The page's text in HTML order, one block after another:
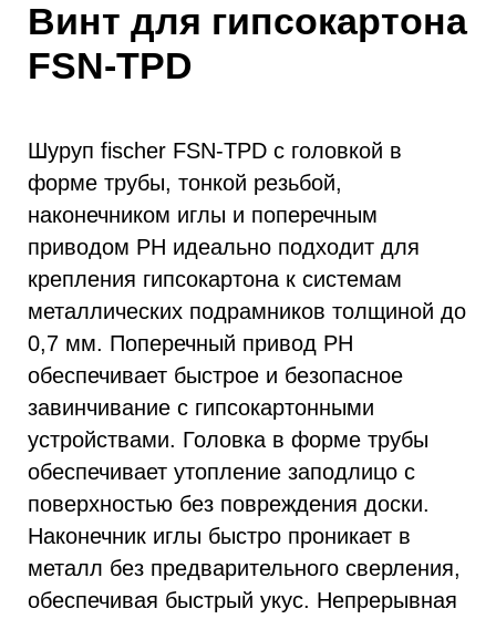
Винт для гипсокартона
FSN-TPD
Шуруп fischer FSN-TPD с головкой в
форме трубы, тонкой резьбой,
наконечником иглы и поперечным
приводом PH идеально подходит для
крепления гипсокартона к системам
металлических подрамников толщиной до
0,7 мм. Поперечный привод PH
обеспечивает быстрое и безопасное
завинчивание с гипсокартонными
устройствами. Головка в форме трубы
обеспечивает утопление заподлицо с
поверхностью без повреждения доски.
Наконечник иглы быстро проникает в
металл без предварительного сверления,
обеспечивая быстрый укус. Непрерывная